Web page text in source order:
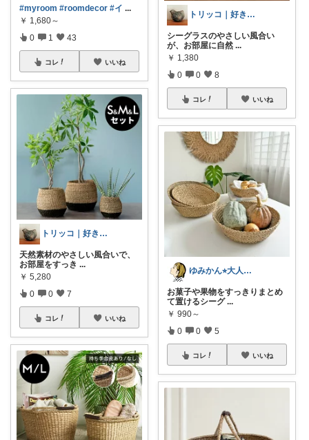
#myroom #roomdecor #イ ...
￥ 1,680～
0 1 43
コレ いいね
トリッコ｜好きな雑貨・インテリア
天然素材のやさしい風合いで、
お部屋をすっき ...
￥ 5,280
0 0 7
コレ いいね
トリッコ｜好きな雑貨・インテリア
シーグラスのやさしい風合い
が、お部屋に自然 ...
￥ 1,380
0 0 8
コレ いいね
ゆみかん⭐︎大人の暮らし研究室
お菓子や果物をすっきりまとめ
て置けるシーグ ...
￥ 990～
0 0 5
コレ いいね